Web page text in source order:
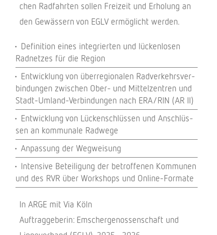
chen Radfahr­ten sollen Frei­zeit und Erho­lung an
den Gewäs­sern von EGLV ermög­licht werden.
Defi­ni­tion eines inte­grier­ten und lücken­lo­sen
Radnet­zes für die Region
Entwick­lung von über­re­gio­na­len Radver­kehrs­ver­
bin­dun­gen zwischen Ober- und Mittel­zen­tren und
Stadt-Umland-Verbin­dun­gen nach ERA/RIN (AR II)
Entwick­lung von Lücken­schlüs­sen und Anschlüs­
sen an kommu­nale Radwege
Anpas­sung der Wegweisung
Inten­sive Betei­li­gung der betrof­fe­nen Kommu­nen
und des RVR über Work­shops und Online-Formate
In ARGE mit Via Köln
Auftrag­ge­be­rin: Emscher­ge­nos­sen­schaft und